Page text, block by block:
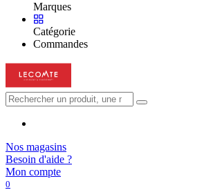
Marques
Catégorie
Commandes
Nos magasins
Besoin d'aide ?
Mon compte
0